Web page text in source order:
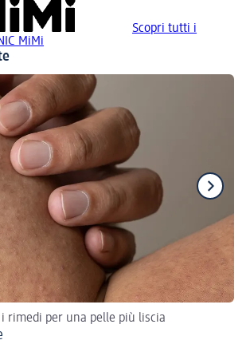
Scopri tutti i
MiMi
i rimedi per una pelle più liscia